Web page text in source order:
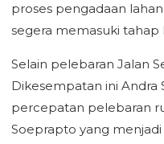
proses pengadaan
segera memasuki tahap
Selain pelebaran Jalan
Dikesempatan ini Andra
percepatan pelebaran
Soeprapto yang